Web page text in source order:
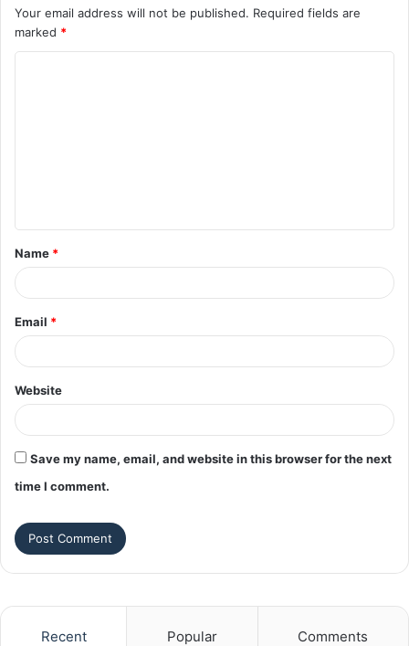
Your email address will not be published. Required fields are
marked *
t
*
Name *
Email *
Website
Save my name, email, and website in this browser for the next
time I comment.
Recent Popular Comments